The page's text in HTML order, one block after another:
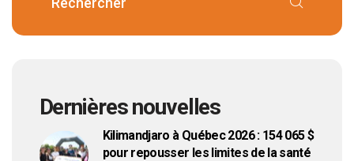
Dernières nouvelles
Kilimandjaro à Québec 2026 : 154 065 $
pour repousser les limites de la santé